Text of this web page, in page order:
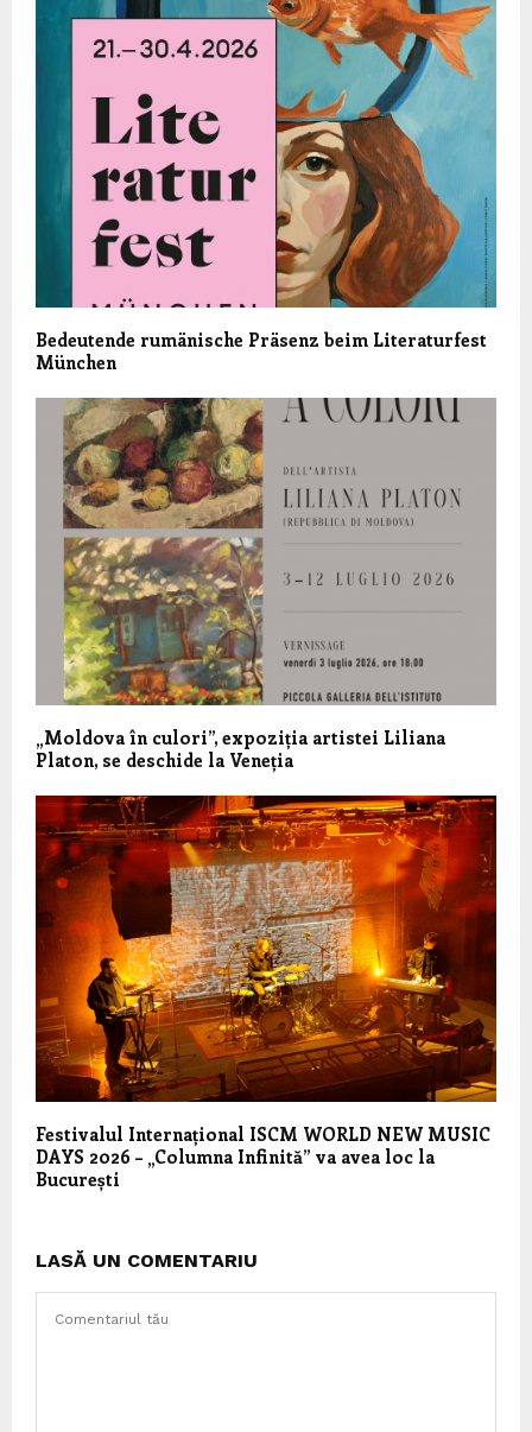
Bedeutende rumänische Präsenz beim Literaturfest
München
„Moldova în culori”, expoziția artistei Liliana
Platon, se deschide la Veneția
Festivalul Internațional ISCM WORLD NEW MUSIC
DAYS 2026 – „Columna Infinită” va avea loc la
București
LASĂ UN COMENTARIU